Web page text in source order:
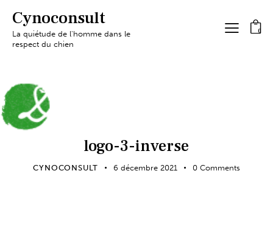
Cynoconsult
La quiétude de l'homme dans le
respect du chien
0
logo-3-inverse
CYNOCONSULT 6 décembre 2021 0 Comments